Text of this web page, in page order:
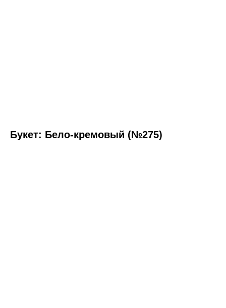
Букет: Бело-кремовый (№275)